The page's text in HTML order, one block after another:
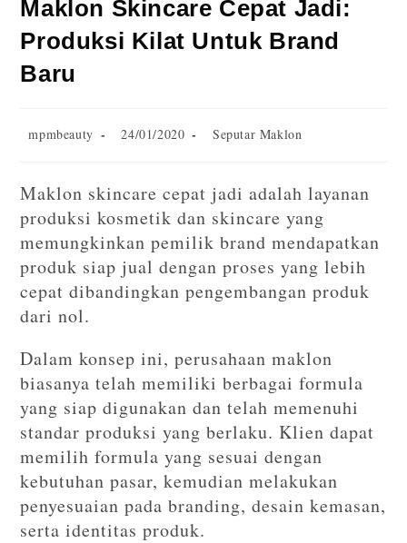
Maklon Skincare Cepat Jadi:
Produksi Kilat Untuk Brand
Baru
mpmbeauty 24/01/2020 Seputar Maklon
Maklon skincare cepat jadi adalah layanan
produksi kosmetik dan skincare yang
memungkinkan pemilik brand mendapatkan
produk siap jual dengan proses yang lebih
cepat dibandingkan pengembangan produk
dari nol.
Dalam konsep ini, perusahaan maklon
biasanya telah memiliki berbagai formula
yang siap digunakan dan telah memenuhi
standar produksi yang berlaku. Klien dapat
memilih formula yang sesuai dengan
kebutuhan pasar, kemudian melakukan
penyesuaian pada branding, desain kemasan,
serta identitas produk.